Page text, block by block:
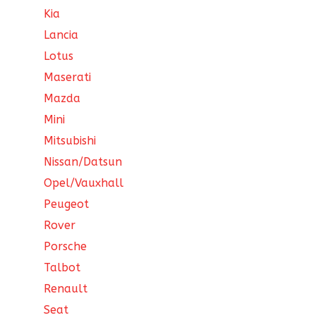
Kia
Lancia
Lotus
Maserati
Mazda
Mini
Mitsubishi
Nissan/Datsun
Opel/Vauxhall
Peugeot
Rover
Porsche
Talbot
Renault
Seat